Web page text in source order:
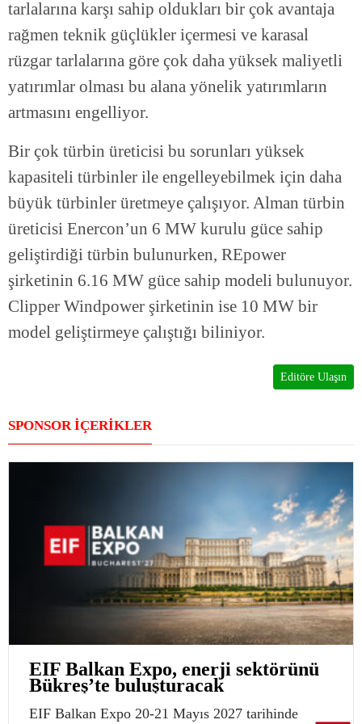
tarlalarına karşı sahip oldukları bir çok avantaja
rağmen teknik güçlükler içermesi ve karasal
rüzgar tarlalarına göre çok daha yüksek maliyetli
yatırımlar olması bu alana yönelik yatırımların
artmasını engelliyor.
Bir çok türbin üreticisi bu sorunları yüksek
kapasiteli türbinler ile engelleyebilmek için daha
büyük türbinler üretmeye çalışıyor. Alman türbin
üreticisi Enercon’un 6 MW kurulu güce sahip
geliştirdiği türbin bulunurken, REpower
şirketinin 6.16 MW güce sahip modeli bulunuyor.
Clipper Windpower şirketinin ise 10 MW bir
model geliştirmeye çalıştığı biliniyor.
Editöre Ulaşın
SPONSOR İÇERİKLER
EIF Balkan Expo, enerji sektörünü
Bükreş’te buluşturacak
EIF Balkan Expo 20-21 Mayıs 2027 tarihinde